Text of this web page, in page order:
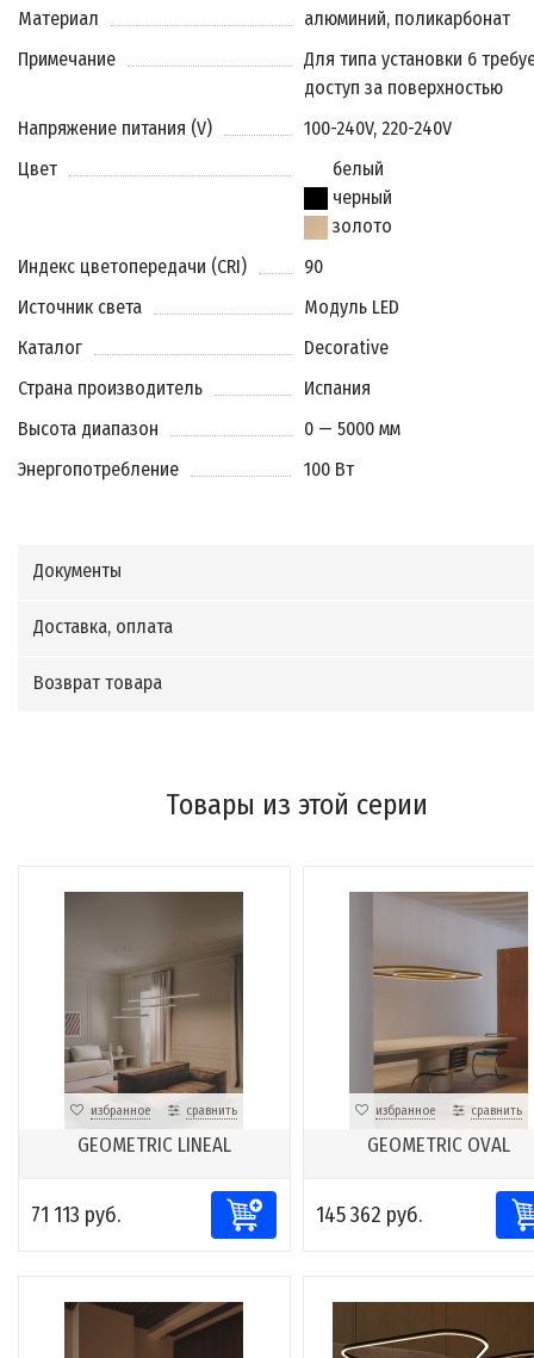
Материал
алюминий, поликарбонат
Примечание
Для типа установки 6
доступ за поверхностью
Напряжение питания (V)
100-240V, 220-240V
Цвет
белый
черный
золото
Индекс цветопередачи (CRI)
90
Источник света
Модуль LED
Каталог
Decorative
Страна производитель
Испания
Высота диапазон
0 — 5000 мм
Энергопотребление
100 Вт
Документы
Доставка, оплата
Возврат товара
Товары из этой серии
избранное сравнить
GEOMETRIC LINEAL
71 113 руб.
избранное сравнить
GEOMETRIC OVAL
145 362 руб.